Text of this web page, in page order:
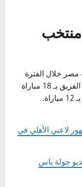
منتخب
خلال الفترة
من يوليو 2022 حتى فبراير 2024 إذ قاد الفريق بـ 18 مباراة
5 صور من ظهور لاعبي الأهلي في
جولة ياس